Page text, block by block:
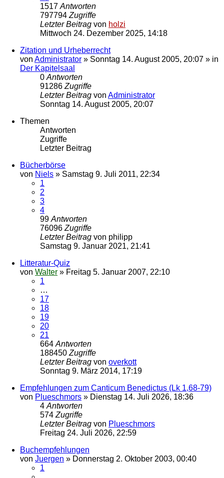
1517 Antworten
797794 Zugriffe
Letzter Beitrag von holzi
Mittwoch 24. Dezember 2025, 14:18
Zitation und Urheberrecht
von Administrator » Sonntag 14. August 2005, 20:07 » in
Der Kapitelsaal
0 Antworten
91286 Zugriffe
Letzter Beitrag von Administrator
Sonntag 14. August 2005, 20:07
Themen
Antworten
Zugriffe
Letzter Beitrag
Bücherbörse
von Niels » Samstag 9. Juli 2011, 22:34
1
2
3
4
99 Antworten
76096 Zugriffe
Letzter Beitrag von philipp
Samstag 9. Januar 2021, 21:41
Litteratur-Quiz
von Walter » Freitag 5. Januar 2007, 22:10
1
…
17
18
19
20
21
664 Antworten
188450 Zugriffe
Letzter Beitrag von overkott
Sonntag 9. März 2014, 17:19
Empfehlungen zum Canticum Benedictus (Lk 1,68-79)
von Plueschmors » Dienstag 14. Juli 2026, 18:36
4 Antworten
574 Zugriffe
Letzter Beitrag von Plueschmors
Freitag 24. Juli 2026, 22:59
Buchempfehlungen
von Juergen » Donnerstag 2. Oktober 2003, 00:40
1